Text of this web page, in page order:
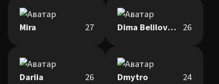
Mira 27 Dima Belilovskiy 26
Dariia 26 Dmytro 24